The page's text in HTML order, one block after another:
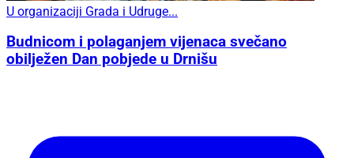
U organizaciji Grada i Udruge...
Budnicom i polaganjem vijenaca svečano
obilježen Dan pobjede u Drnišu